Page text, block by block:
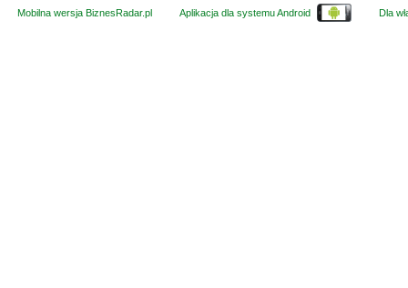
Mobilna wersja BiznesRadar.pl Aplikacja dla systemu Android Dla